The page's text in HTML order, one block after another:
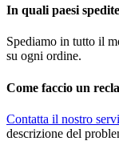
In quali paesi
Spediamo in tutto il
su ogni ordine.
Come faccio un
Contatta il nostro
descrizione del